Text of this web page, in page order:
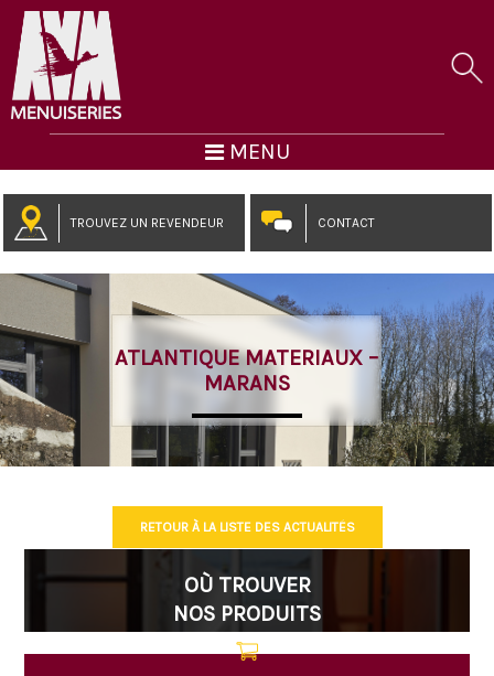
MENU
TROUVEZ UN REVENDEUR CONTACT
ATLANTIQUE MATERIAUX –
MARANS
RETOUR À LA LISTE DES ACTUALITÉS
OÙ TROUVER
NOS PRODUITS